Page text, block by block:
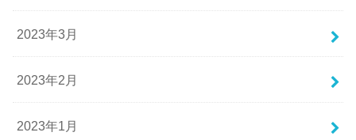
2023年3月
2023年2月
2023年1月